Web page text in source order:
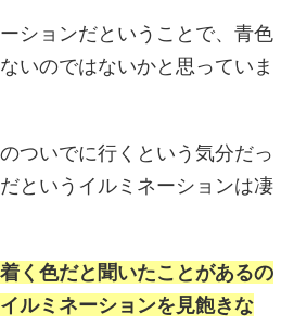
ションだということで、青色
いのではないかと思っていま
ついでに行くという気分だっ
というイルミネーションは凄
く色だと聞いたことがあるの
ルミネーションを見飽きな